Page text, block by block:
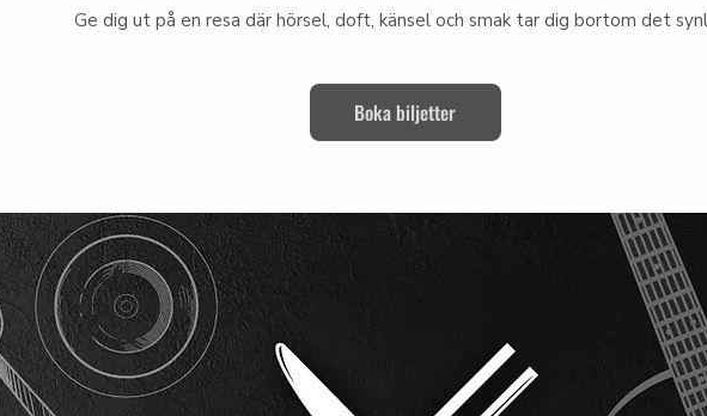
Ge dig ut på en resa där hörsel, doft, känsel och smak tar dig bortom det
Boka biljetter